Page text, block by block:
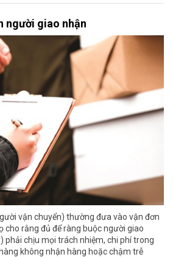
người giao nhận
vận chuyển) thường đưa vào vận đơn
cho rằng đủ để ràng buộc người giao
chịu mọi trách nhiệm, chi phí trong
không nhận hàng hoặc chậm trễ